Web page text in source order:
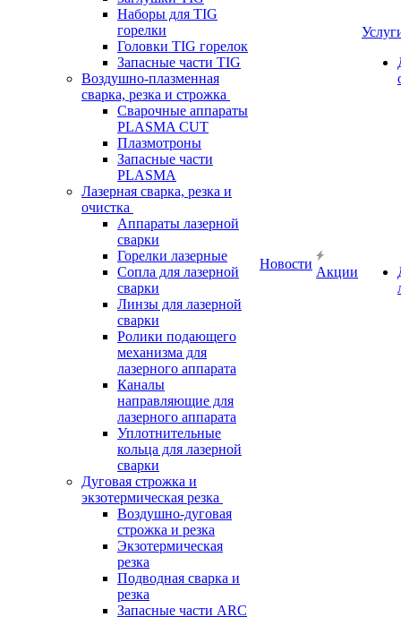
Наборы для TIG
горелки
Головки TIG горелок
Запасные части TIG
Воздушно-плазменная
сварка, резка и строжка
Сварочные аппараты
PLASMA CUT
Плазмотроны
Запасные части
PLASMA
Лазерная сварка, резка и
очистка
Аппараты лазерной
сварки
Горелки лазерные
Сопла для лазерной
сварки
Линзы для лазерной
сварки
Ролики подающего
механизма для
лазерного аппарата
Каналы
направляющие для
лазерного аппарата
Уплотнительные
кольца для лазерной
сварки
Дуговая строжка и
экзотермическая резка
Воздушно-дуговая
строжка и резка
Экзотермическая
резка
Подводная сварка и
резка
Запасные части ARC
Новости
Акции